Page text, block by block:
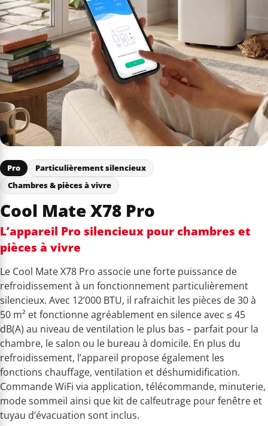
Pro
Particulièrement silencieux
Chambres & pièces à vivre
Cool Mate X78 Pro
L’appareil Pro silencieux pour chambres et
pièces à vivre
Le Cool Mate X78 Pro associe une forte puissance de
refroidissement à un fonctionnement particulièrement
silencieux. Avec 12’000 BTU, il rafraichit les pièces de 30 à
50 m² et fonctionne agréablement en silence avec ≤ 45
dB(A) au niveau de ventilation le plus bas – parfait pour la
chambre, le salon ou le bureau à domicile. En plus du
refroidissement, l’appareil propose également les
fonctions chauffage, ventilation et déshumidification.
Commande WiFi via application, télécommande, minuterie,
mode sommeil ainsi que kit de calfeutrage pour fenêtre et
tuyau d’évacuation sont inclus.